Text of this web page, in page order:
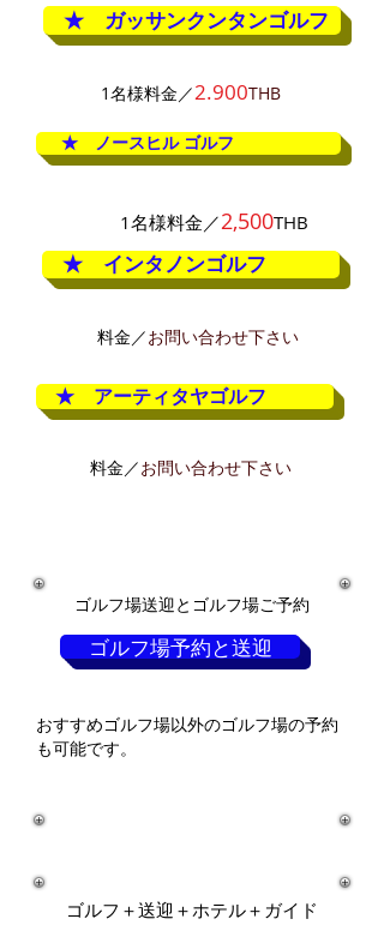
★ ガッサンクンタンゴルフ
1名様料金／2.900THB
★ ノースヒル ゴルフ
1名様料金／2,500THB
★ インタノンゴルフ
料金／お問い合わせ下さい
★ アーティタヤゴルフ
料金／お問い合わせ下さい
ゴルフ場送迎とゴルフ場ご予約
おすすめゴルフ場以外のゴルフ場の予約
も可能です。
ゴルフ場予約と送迎
ゴルフ＋送迎＋ホテル＋ガイド